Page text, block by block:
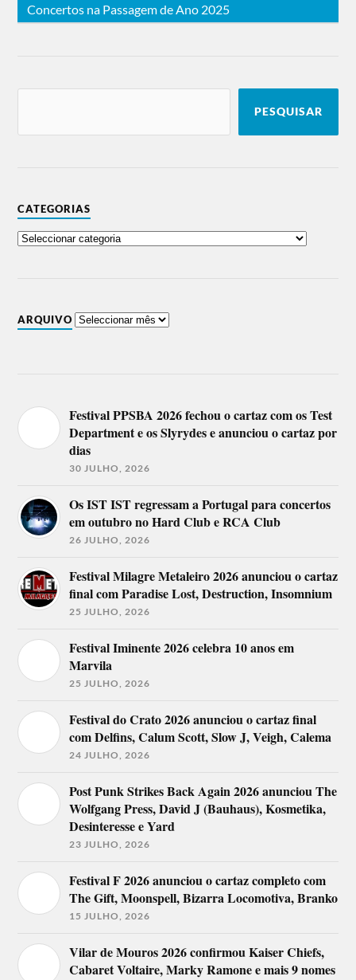
Concertos na Passagem de Ano 2025
PESQUISAR
CATEGORIAS
ARQUIVO
Festival PPSBA 2026 fechou o cartaz com os Test
Department e os Slyrydes e anunciou o cartaz por
dias
30 JULHO, 2026
Os IST IST regressam a Portugal para concertos
em outubro no Hard Club e RCA Club
26 JULHO, 2026
Festival Milagre Metaleiro 2026 anunciou o cartaz
final com Paradise Lost, Destruction, Insomnium
25 JULHO, 2026
Festival Iminente 2026 celebra 10 anos em
Marvila
25 JULHO, 2026
Festival do Crato 2026 anunciou o cartaz final
com Delfins, Calum Scott, Slow J, Veigh, Calema
24 JULHO, 2026
Post Punk Strikes Back Again 2026 anunciou The
Wolfgang Press, David J (Bauhaus), Kosmetika,
Desinteresse e Yard
23 JULHO, 2026
Festival F 2026 anunciou o cartaz completo com
The Gift, Moonspell, Bizarra Locomotiva, Branko
15 JULHO, 2026
Vilar de Mouros 2026 confirmou Kaiser Chiefs,
Cabaret Voltaire, Marky Ramone e mais 9 nomes